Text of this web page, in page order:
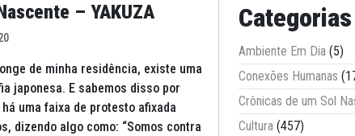
– YAKUZA
de minha residência, existe uma
japonesa. E sabemos disso por
uma faixa de protesto afixada
dizendo algo como: “Somos contra
Categorias
Ambiente Em Dia (5)
Conexões Humanas
Crônicas de um Sol
Cultura (457)